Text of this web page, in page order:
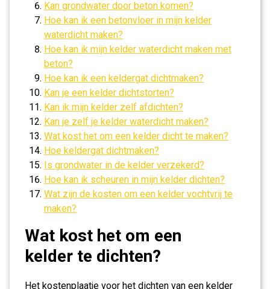
Kan grondwater door beton komen?
Hoe kan ik een betonvloer in mijn kelder
waterdicht maken?
Hoe kan ik mijn kelder waterdicht maken met
beton?
Hoe kan ik een keldergat dichtmaken?
Kan je een kelder dichtstorten?
Kan ik mijn kelder zelf afdichten?
Kan je zelf je kelder waterdicht maken?
Wat kost het om een kelder dicht te maken?
Hoe keldergat dichtmaken?
Is grondwater in de kelder verzekerd?
Hoe kan ik scheuren in mijn kelder dichten?
Wat zijn de kosten om een kelder vochtvrij te
maken?
Wat kost het om een
kelder te dichten?
Het kostenplaatje voor het dichten van een kelder